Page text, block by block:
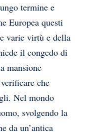
termine e
Europea questi
varie virtù e della
il congedo di
mansione
che
Nel mondo
svolgendo la
da un’antica